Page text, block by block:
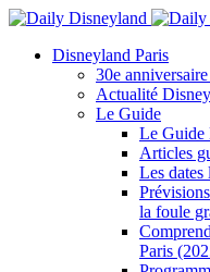
Disneyland Paris
30e
Actualité
Le Guide
Le Guide
Articles
Les dates
la foule
Paris